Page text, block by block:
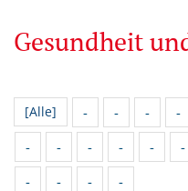
Gesundheit
[Alle] - - - -
-
- - - - -
-
- - -